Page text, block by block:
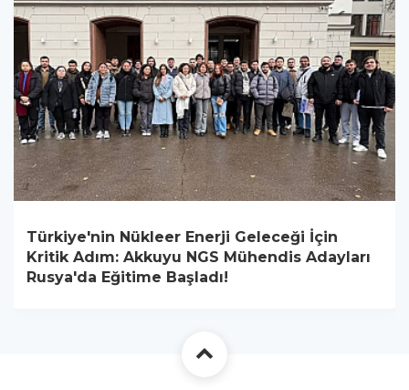
Türkiye'nin Nükleer Enerji Geleceği İçin
Kritik Adım: Akkuyu NGS Mühendis Adayları
Rusya'da Eğitime Başladı!